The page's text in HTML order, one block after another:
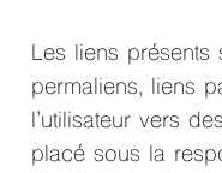
Les liens présents
permaliens, liens
l’utilisateur vers
placé sous la